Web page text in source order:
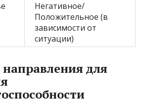
Негативное/
Положительное (в
зависимости от
ситуации)
для